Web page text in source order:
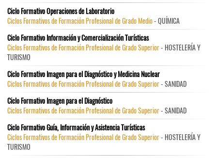
Ciclo Formativo Operaciones de Laboratorio
Ciclos Formativos de Formación Profesional de Grado Medio- QUÍMICA
Ciclo Formativo Información y Comercialización Turísticas
Ciclos Formativos de Formación Profesional de Grado Superior- HOSTELERÍA Y
TURISMO
Ciclo Formativo Imagen para el Diagnóstico y Medicina Nuclear
Ciclos Formativos de Formación Profesional de Grado Superior- SANIDAD
Ciclo Formativo Imagen para el Diagnóstico
Ciclos Formativos de Formación Profesional de Grado Superior- SANIDAD
Ciclo Formativo Guía, Información y Asistencia Turísticas
Ciclos Formativos de Formación Profesional de Grado Superior- HOSTELERÍA Y
TURISMO